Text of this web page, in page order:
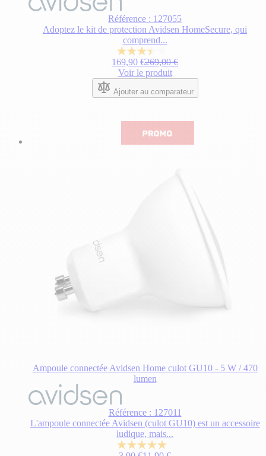
Référence : 127055
Adoptez le kit de protection Avidsen HomeSecure, qui
comprend...
3.4
sur
5
étoiles.
12
Prix Spécial
169,90 € Prix normal
269,00 €
Voir le produit
Ajouter au comparateur
Ampoule connectée Avidsen Home culot GU10 - 5 W / 470
lumen
Référence : 127011
L'ampoule connectée Avidsen (culot GU10) est un accessoire
ludique, mais...
5.0